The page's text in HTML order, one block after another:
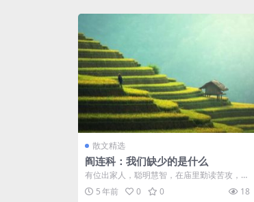
散文精选
阎连科：我们缺少的是什么
有位出家人，聪明慧智，在庙里勤读苦攻，却
终是不得悟醒，一同离家的僧者，大都醒开
后...5 年前 0 0 18